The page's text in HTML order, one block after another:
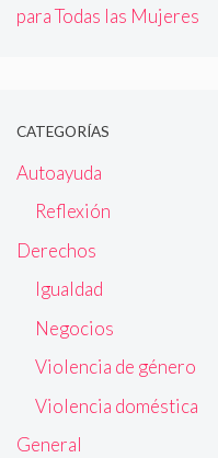
para Todas las Mujeres
CATEGORÍAS
Autoayuda
Reflexión
Derechos
Igualdad
Negocios
Violencia de género
Violencia doméstica
General